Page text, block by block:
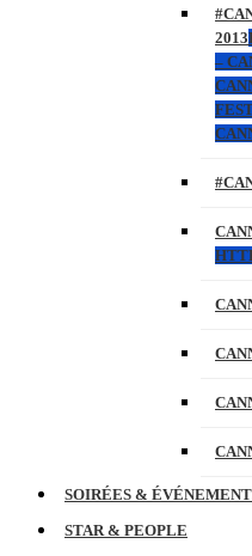
2013
–
SOIRÉES &
STAR & PEOPLE